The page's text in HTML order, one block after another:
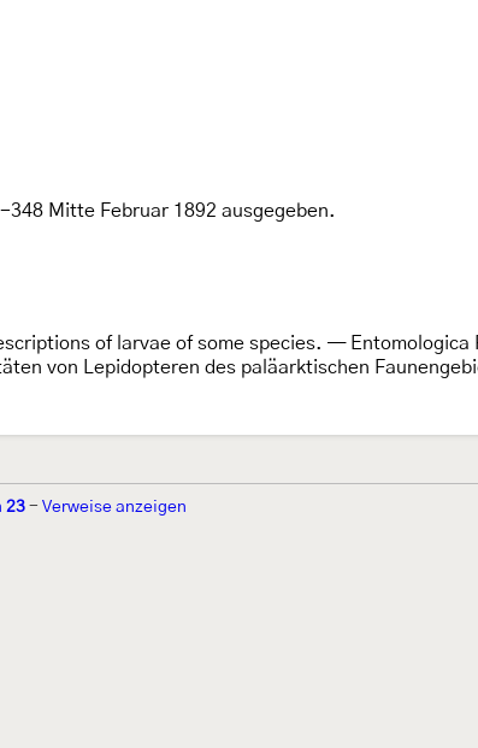
Mitte Februar 1892 ausgegeben.
of larvae of some species. — Entomologica
von Lepidopteren des paläarktischen
23 - Verweise anzeigen